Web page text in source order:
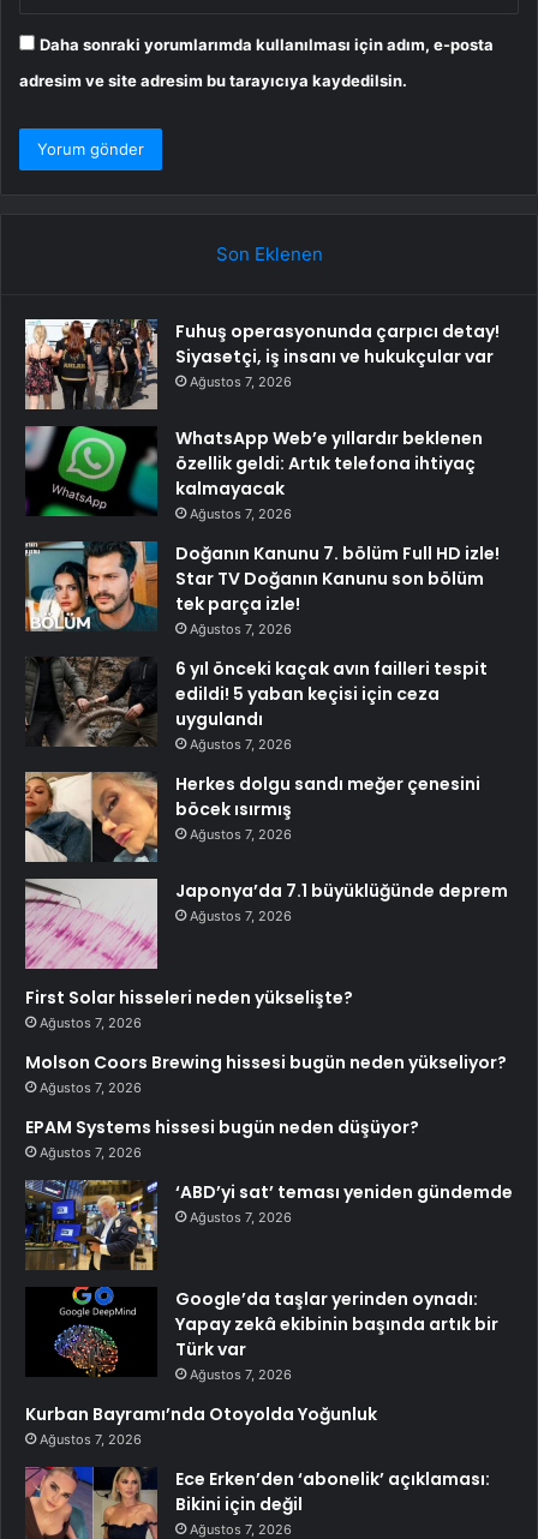
Daha sonraki yorumlarımda kullanılması için adım, e-posta
adresim ve site adresim bu tarayıcıya kaydedilsin.
Son Eklenen
Fuhuş operasyonunda çarpıcı detay!
Siyasetçi, iş insanı ve hukukçular var
Ağustos 7, 2026
WhatsApp Web’e yıllardır beklenen
özellik geldi: Artık telefona ihtiyaç
kalmayacak
Ağustos 7, 2026
Doğanın Kanunu 7. bölüm Full HD izle!
Star TV Doğanın Kanunu son bölüm
tek parça izle!
Ağustos 7, 2026
6 yıl önceki kaçak avın failleri tespit
edildi! 5 yaban keçisi için ceza
uygulandı
Ağustos 7, 2026
Herkes dolgu sandı meğer çenesini
böcek ısırmış
Ağustos 7, 2026
Japonya’da 7.1 büyüklüğünde deprem
Ağustos 7, 2026
First Solar hisseleri neden yükselişte?
Ağustos 7, 2026
Molson Coors Brewing hissesi bugün neden yükseliyor?
Ağustos 7, 2026
EPAM Systems hissesi bugün neden düşüyor?
Ağustos 7, 2026
‘ABD’yi sat’ teması yeniden gündemde
Ağustos 7, 2026
Google’da taşlar yerinden oynadı:
Yapay zekâ ekibinin başında artık bir
Türk var
Ağustos 7, 2026
Kurban Bayramı’nda Otoyolda Yoğunluk
Ağustos 7, 2026
Ece Erken’den ‘abonelik’ açıklaması:
Bikini için değil
Ağustos 7, 2026